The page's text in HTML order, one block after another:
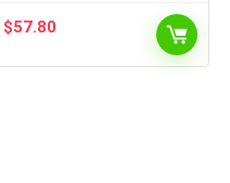
$57.80